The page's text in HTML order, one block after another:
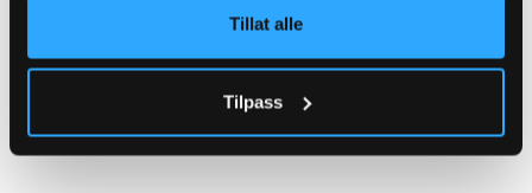
Tillat alle
Tilpass